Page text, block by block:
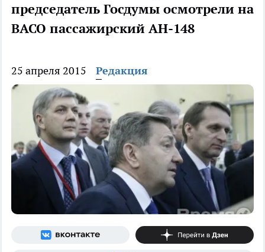
председатель Госдумы осмотрели на
ВАСО пассажирский АН-148
25 апреля 2015 Редакция